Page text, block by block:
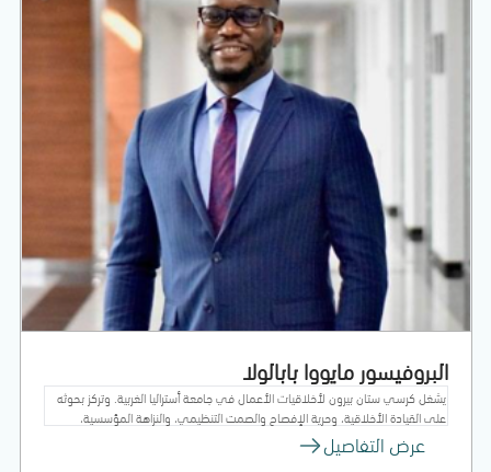
البروفيسور مايووا بابالولا
يشغل كرسي ستان بيرون لأخلاقيات الأعمال في جامعة أستراليا الغربية. وتركز بحوثه
على القيادة الأخلاقية، وحرية الإفصاح والصمت التنظيمي، والنزاهة المؤسسية،
والقيادة تحت الضغط. وقد نُشرت أعماله في عدد من أبرز الدوريات العلمية العالمية،
عرض التفاصيل